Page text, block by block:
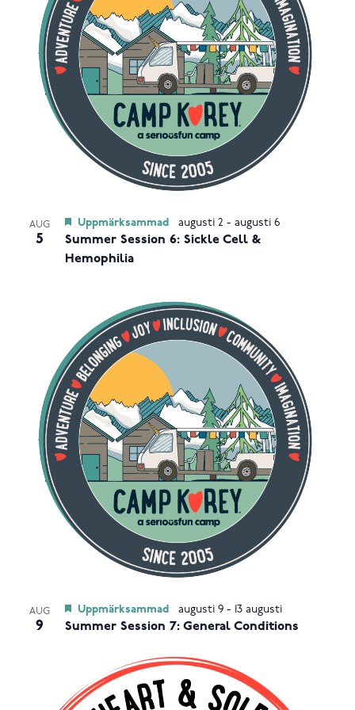
Photo
View
AUG
5
Summer Session 6: Sickle Cell &
Hemophilia
Uppmärksammad augusti 2 - augusti 6
AUG
9 Summer Session 7: General Conditions
Uppmärksammad augusti 9 - 13 augusti